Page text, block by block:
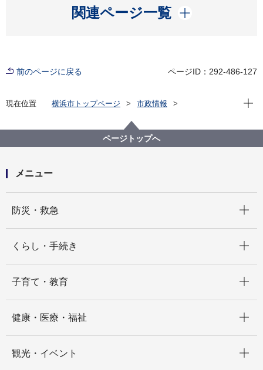
関連ページ一覧
開く
前のページに戻る ページID：292-486-127
現在位置 横浜市トップページ
市政情報
～「横浜ワイン特区」に横浜市全域が認定されました
～ 「浜なし」など市内産果樹のワイン製造規制が緩
現在
ページトップへ
メニュー
防災・救急
くらし・手続き
子育て・教育
健康・医療・福祉
観光・イベント